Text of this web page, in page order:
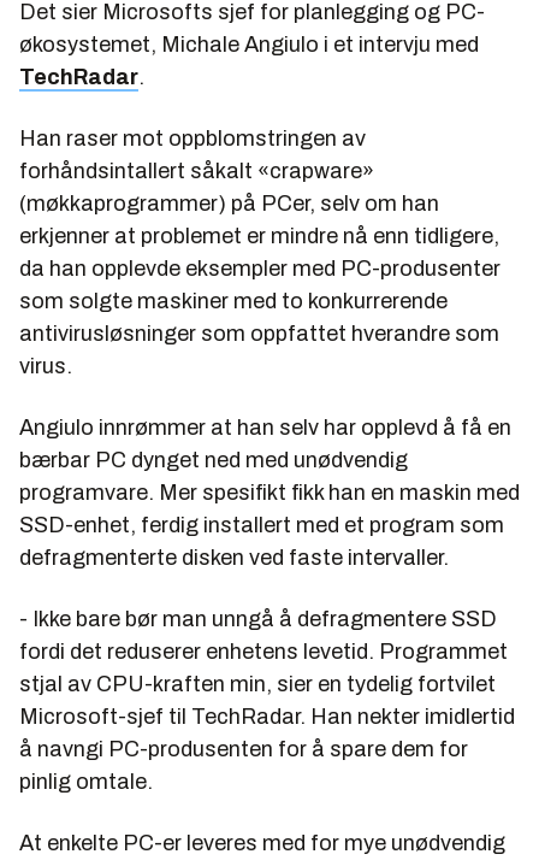
Det sier Microsofts sjef for planlegging og PC-
økosystemet, Michale Angiulo i et intervju med
TechRadar.
Han raser mot oppblomstringen av
forhåndsintallert såkalt «crapware»
(møkkaprogrammer) på PCer, selv om han
erkjenner at problemet er mindre nå enn tidligere,
da han opplevde eksempler med PC-produsenter
som solgte maskiner med to konkurrerende
antivirusløsninger som oppfattet hverandre som
virus.
Angiulo innrømmer at han selv har opplevd å få en
bærbar PC dynget ned med unødvendig
programvare. Mer spesifikt fikk han en maskin med
SSD-enhet, ferdig installert med et program som
defragmenterte disken ved faste intervaller.
- Ikke bare bør man unngå å defragmentere SSD
fordi det reduserer enhetens levetid. Programmet
stjal av CPU-kraften min, sier en tydelig fortvilet
Microsoft-sjef til TechRadar. Han nekter imidlertid
å navngi PC-produsenten for å spare dem for
pinlig omtale.
At enkelte PC-er leveres med for mye unødvendig